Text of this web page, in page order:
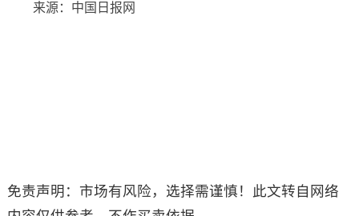
来源：中国日报网
免责声明：市场有风险，选择需谨慎！此文转自网络